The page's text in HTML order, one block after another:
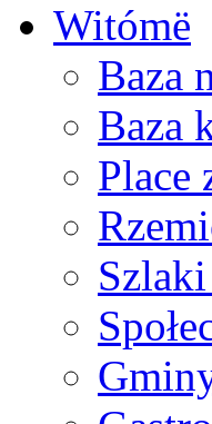
Witómë
Baza
Baza
Place